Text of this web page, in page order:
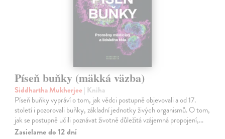
Píseň buňky (mäkká väzba)
Siddhartha Mukherjee | Kniha
Píseň buňky vypráví o tom, jak vědci postupně objevovali a od 17.
století i pozorovali buňky, základní jednotky živých organismů. O tom,
jak se postupně učili poznávat životně důležitá vzájemná propojení,…
Zasielame do 12 dní